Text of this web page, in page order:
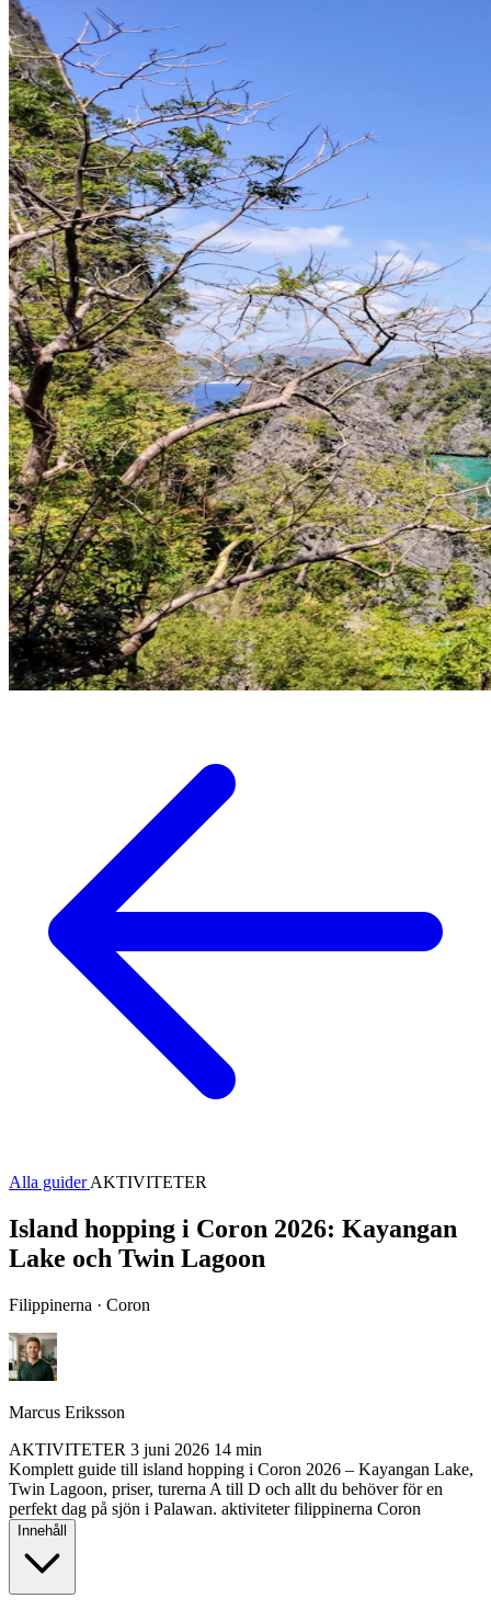
Alla guiderAKTIVITETER
Island hopping i Coron 2026: Kayangan
Lake och Twin Lagoon
Filippinerna · Coron
Marcus Eriksson
AKTIVITETER 3 juni 2026 14 min
Komplett guide till island hopping i Coron 2026 – Kayangan Lake,
Twin Lagoon, priser, turerna A till D och allt du behöver för en
perfekt dag på sjön i Palawan. aktiviteter filippinerna Coron
Innehåll